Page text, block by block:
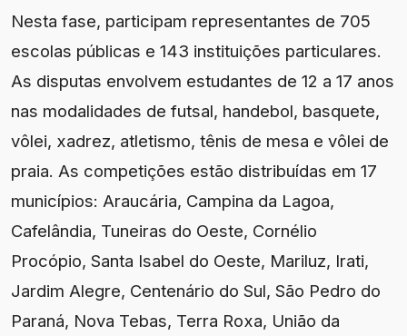
Nesta fase, participam representantes de 705
escolas públicas e 143 instituições particulares.
As disputas envolvem estudantes de 12 a 17 anos
nas modalidades de futsal, handebol, basquete,
vôlei, xadrez, atletismo, tênis de mesa e vôlei de
praia. As competições estão distribuídas em 17
municípios: Araucária, Campina da Lagoa,
Cafelândia, Tuneiras do Oeste, Cornélio
Procópio, Santa Isabel do Oeste, Mariluz, Irati,
Jardim Alegre, Centenário do Sul, São Pedro do
Paraná, Nova Tebas, Terra Roxa, União da